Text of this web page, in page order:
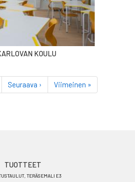
KOULU
Seuraava
sivu
Seuraava ›
Viimeinen
sivu
Viimeinen »
TUOTTEET
TERÄSEMALI E3